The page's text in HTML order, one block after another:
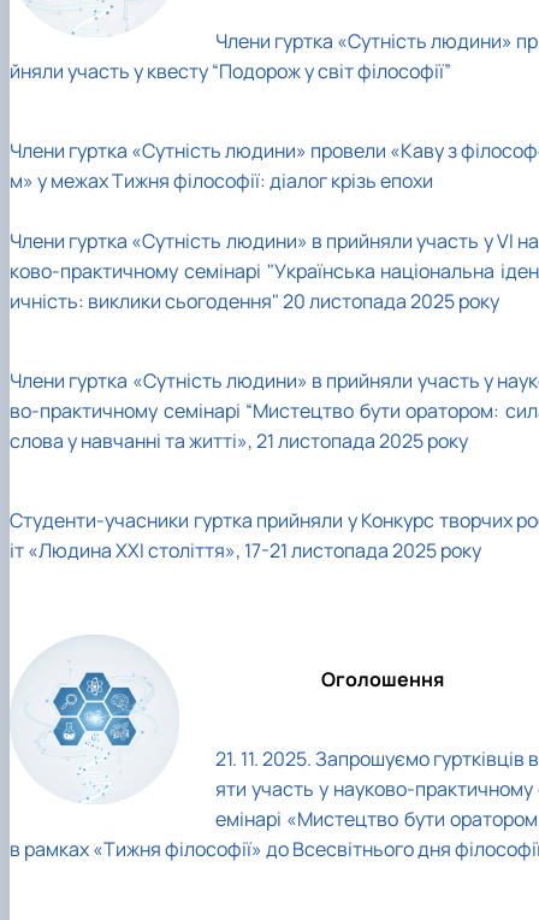
Члени гуртка «Сутність людини»
йняли участь у квесту “Подорож у світ філософії”
Члени гуртка «Сутність людини» провели «Каву з
м» у межах Тижня філософії: діалог крізь епохи
Члени гуртка «Сутність людини» в прийняли участь у VI
ково-практичному семінарі "Українська національна
ичність: виклики сьогодення" 20 листопада 2025 року
Члени гуртка «Сутність людини» в прийняли участь у
во-практичному семінарі “Мистецтво бути оратором:
слова у навчанні та житті», 21 листопада 2025 року
Студенти-учасники гуртка прийняли у Конкурс творчих
іт «Людина ХХІ століття», 17-21 листопада 2025 року
Оголошення
21. 11. 2025. Запрошуємо гуртківців
яти участь у науково-практичному
емінарі «Мистецтво бути
в рамках «Тижня філософії» до Всесвітнього дня